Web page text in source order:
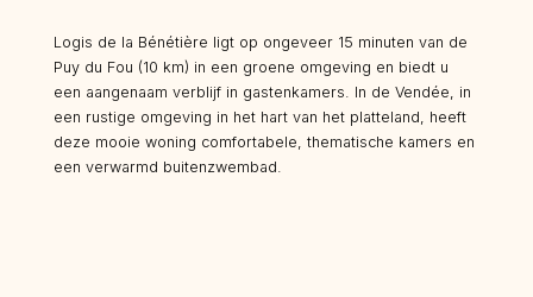
Logis de la Bénétière ligt op ongeveer 15 minuten van de
Puy du Fou (10 km) in een groene omgeving en biedt u
een aangenaam verblijf in gastenkamers. In de Vendée, in
een rustige omgeving in het hart van het platteland, heeft
deze mooie woning comfortabele, thematische kamers en
een verwarmd buitenzwembad.